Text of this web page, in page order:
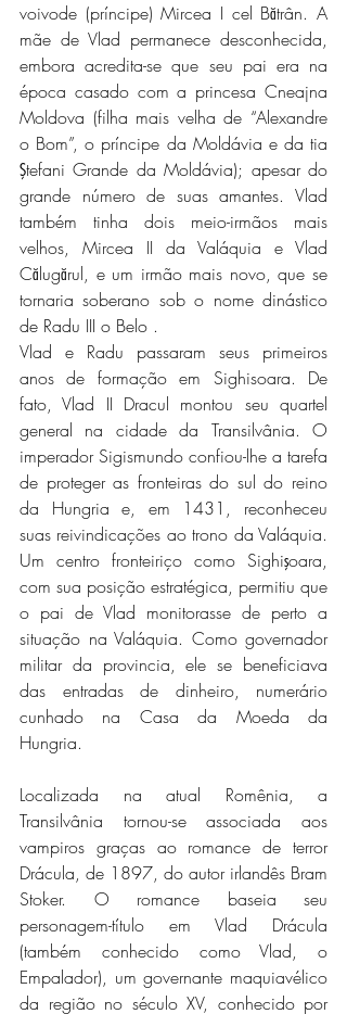
voivode (príncipe) Mircea I cel Bătrân. A
mãe de Vlad permanece desconhecida,
embora acredita-se que seu pai era na
época casado com a princesa Cneajna
Moldova (filha mais velha de “Alexandre
o Bom”, o príncipe da Moldávia e da tia
Ştefani Grande da Moldávia); apesar do
grande número de suas amantes. Vlad
também tinha dois meio-irmãos mais
velhos, Mircea II da Valáquia e Vlad
Călugărul, e um irmão mais novo, que se
tornaria soberano sob o nome dinástico
de Radu III o Belo .
Vlad e Radu passaram seus primeiros
anos de formação em Sighisoara. De
fato, Vlad II Dracul montou seu quartel
general na cidade da Transilvânia. O
imperador Sigismundo confiou-lhe a tarefa
de proteger as fronteiras do sul do reino
da Hungria e, em 1431, reconheceu
suas reivindicações ao trono da Valáquia.
Um centro fronteiriço como Sighişoara,
com sua posição estratégica, permitiu que
o pai de Vlad monitorasse de perto a
situação na Valáquia. Como governador
militar da provincia, ele se beneficiava
das entradas de dinheiro, numerário
cunhado na Casa da Moeda da
Hungria.
Localizada na atual Romênia, a
Transilvânia tornou-se associada aos
vampiros graças ao romance de terror
Drácula, de 1897, do autor irlandês Bram
Stoker. O romance baseia seu
personagem-título em Vlad Drácula
(também conhecido como Vlad, o
Empalador), um governante maquiavélico
da região no século XV, conhecido por